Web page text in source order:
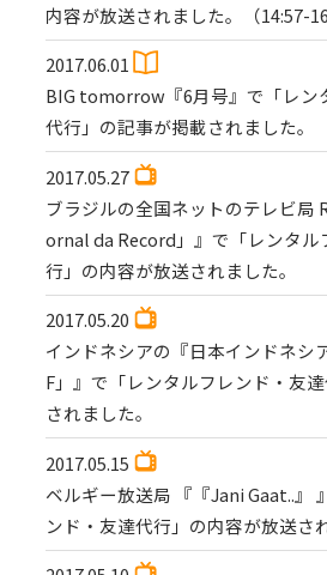
内容が放送されました。（14:57-
2017.06.01
BIG tomorrow『6月号』で「レン
代行」の記事が掲載されました。
2017.05.27
ブラジルの全国ネットのテレビ局
ornal da Record」』で「レンタル
行」の内容が放送されました。
2017.05.20
インドネシアの『日本インドネシ
F」』で「レンタルフレンド・友
されました。
2017.05.15
ベルギー放送局 『『Jani Gaat..』
ンド・友達代行」の内容が放送さ